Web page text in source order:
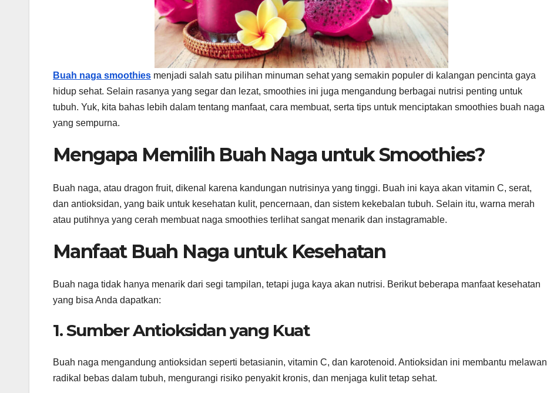
Buah naga smoothies menjadi salah satu pilihan minuman sehat yang semakin populer di kalangan pencinta gaya
hidup sehat. Selain rasanya yang segar dan lezat, smoothies ini juga mengandung berbagai nutrisi penting untuk
tubuh. Yuk, kita bahas lebih dalam tentang manfaat, cara membuat, serta tips untuk menciptakan smoothies buah naga
yang sempurna.
Mengapa Memilih Buah Naga untuk Smoothies?
Buah naga, atau dragon fruit, dikenal karena kandungan nutrisinya yang tinggi. Buah ini kaya akan vitamin C, serat,
dan antioksidan, yang baik untuk kesehatan kulit, pencernaan, dan sistem kekebalan tubuh. Selain itu, warna merah
atau putihnya yang cerah membuat naga smoothies terlihat sangat menarik dan instagramable.
Manfaat Buah Naga untuk Kesehatan
Buah naga tidak hanya menarik dari segi tampilan, tetapi juga kaya akan nutrisi. Berikut beberapa manfaat kesehatan
yang bisa Anda dapatkan:
1. Sumber Antioksidan yang Kuat
Buah naga mengandung antioksidan seperti betasianin, vitamin C, dan karotenoid. Antioksidan ini membantu melawan
radikal bebas dalam tubuh, mengurangi risiko penyakit kronis, dan menjaga kulit tetap sehat.